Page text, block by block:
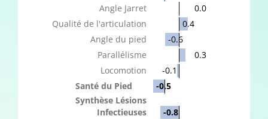
Angle Jarret
0.0
Qualité de l'articulation
0.4
Angle du pied
-0.6
Parallélisme
0.3
Locomotion
-0.1
Santé du Pied
-0.5
Synthèse Lésions
Infectieuses
-0.8